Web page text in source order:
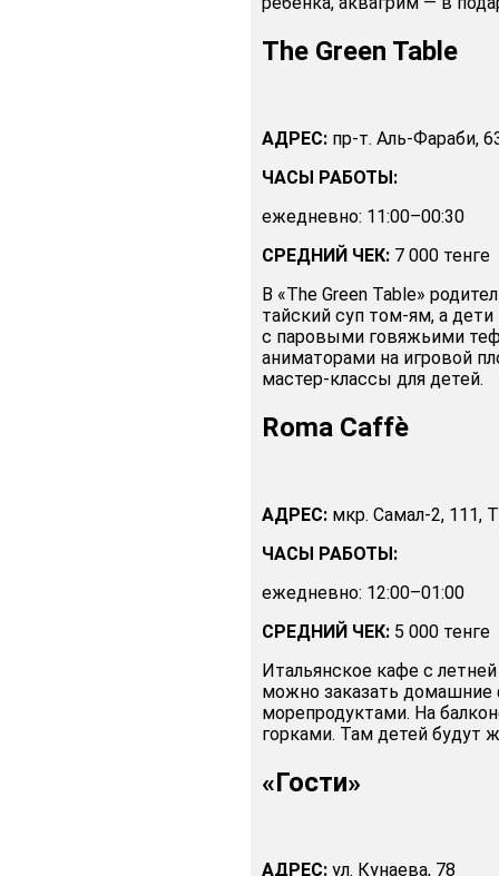
The Green Table
АДРЕС: пр-т. Аль-Фараби,
ЧАСЫ РАБОТЫ:
ежедневно: 11:00–00:30
СРЕДНИЙ ЧЕК: 7 000 тенге
В «The Green Table»
тайский суп том-ям, а
с паровыми говяжьими
аниматорами на игровой
мастер-классы для детей.
Roma Caffè
АДРЕС: мкр. Самал-2, 111,
ЧАСЫ РАБОТЫ:
ежедневно: 12:00–01:00
СРЕДНИЙ ЧЕК: 5 000 тенге
Итальянское кафе с
можно заказать домашние
морепродуктами. На
горками. Там детей будут
«Гости»
АДРЕС: ул. Кунаева, 78